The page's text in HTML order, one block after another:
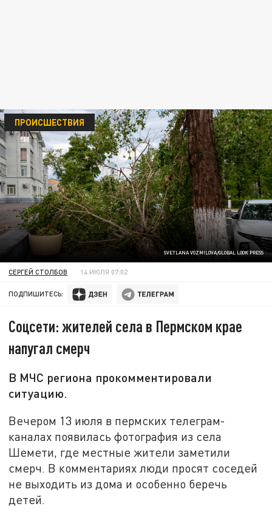
SVETLANA VOZMILOVA/GLOBAL LOOK PRESS
ПРОИСШЕСТВИЯ
СЕРГЕЙ СТОЛБОВ 14 ИЮЛЯ 07:02
ПОДПИШИТЕСЬ:
Соцсети: жителей села в Пермском крае
напугал смерч
В МЧС региона прокомментировали
ситуацию.
Вечером 13 июля в пермских телеграм-
каналах появилась фотография из села
Шемети, где местные жители заметили
смерч. В комментариях люди просят соседей
не выходить из дома и особенно беречь
детей.